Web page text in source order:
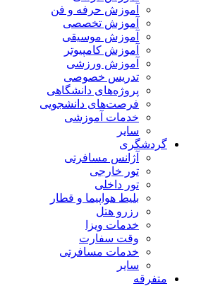
آموزش حرفه و فن
آموزش تخصصی
آموزش موسیقی
آموزش کامپیوتر
آموزش ورزشی
تدریس خصوصی
پروژه‌های دانشگاهی
فرصت‌های دانشجویی
خدمات آموزشی
سایر
گردشگری
آژانس مسافرتی
تور خارجی
تور داخلی
بلیط هواپیما و قطار
رزرو هتل
خدمات ویزا
وقت سفارت
خدمات مسافرتی
سایر
متفرقه